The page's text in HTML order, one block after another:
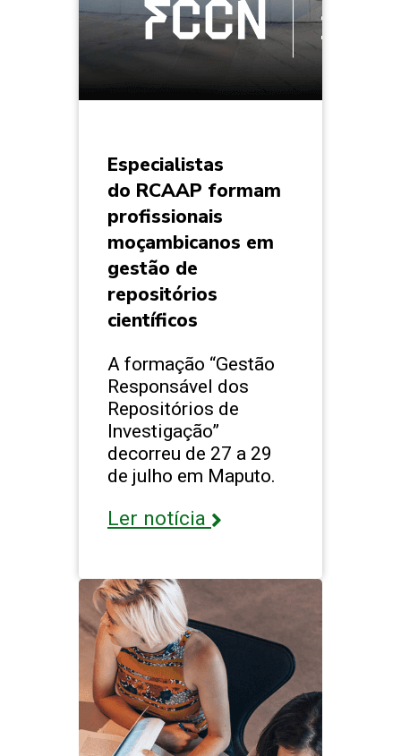
Especialistas
do RCAAP formam
profissionais
moçambicanos em
gestão de
repositórios
científicos
A formação “Gestão
Responsável dos
Repositórios de
Investigação”
decorreu de 27 a 29
de julho em Maputo.
Ler notícia